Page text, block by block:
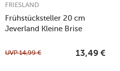
Frühstücksteller 20 cm
Jeverland Kleine Brise
FRIESLAND
UVP14,99 € 13,49 €